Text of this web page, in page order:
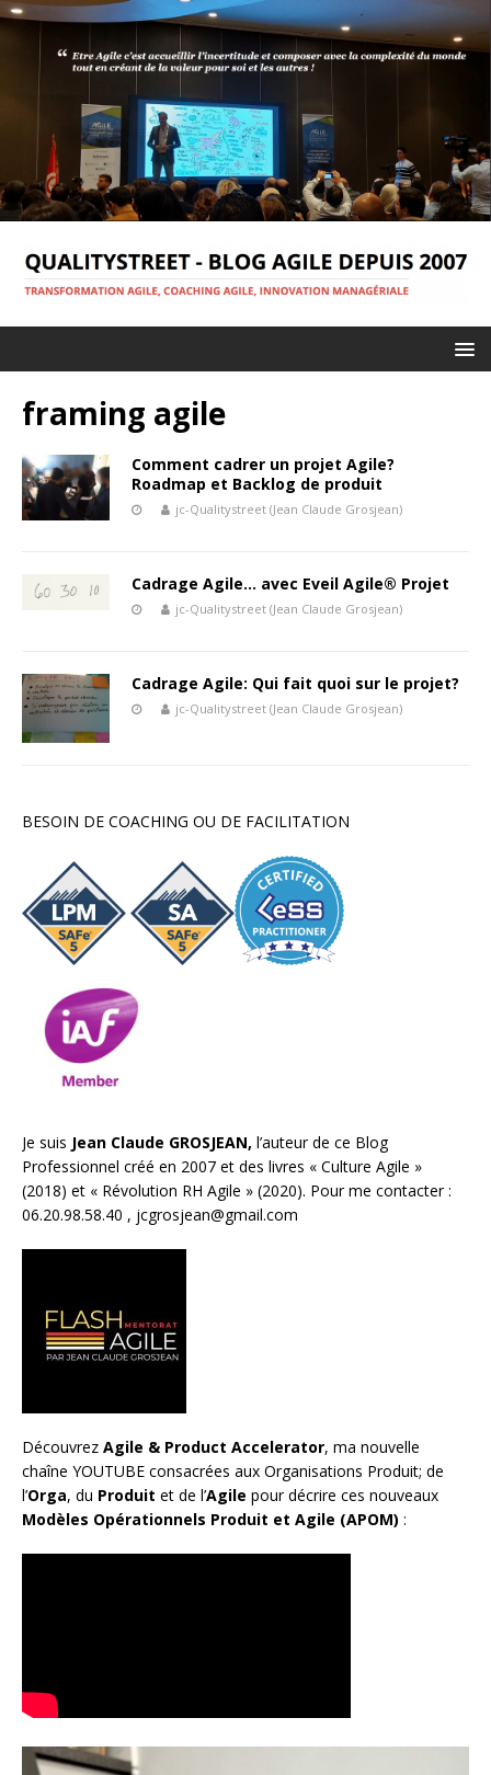
framing agile
Comment cadrer un projet Agile?
Roadmap et Backlog de produit
jc-Qualitystreet (Jean Claude Grosjean)
Cadrage Agile… avec Eveil Agile® Projet
jc-Qualitystreet (Jean Claude Grosjean)
Cadrage Agile: Qui fait quoi sur le projet?
jc-Qualitystreet (Jean Claude Grosjean)
BESOIN DE COACHING OU DE FACILITATION
Je suis Jean Claude GROSJEAN, l’auteur de ce Blog
Professionnel créé en 2007 et des livres « Culture Agile »
(2018) et « Révolution RH Agile » (2020). Pour me contacter :
06.20.98.58.40 , jcgrosjean@gmail.com
Découvrez Agile & Product Accelerator, ma nouvelle
chaîne YOUTUBE consacrées aux Organisations Produit; de
l’Orga, du Produit et de l’Agile pour décrire ces nouveaux
Modèles Opérationnels Produit et Agile (APOM) :